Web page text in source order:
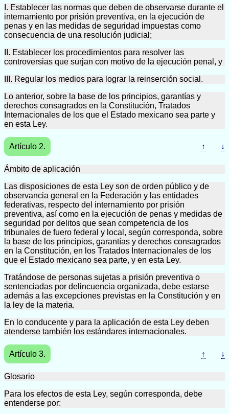
I. Establecer las normas que deben de observarse durante el
internamiento por prisión preventiva, en la ejecución de
penas y en las medidas de seguridad impuestas como
consecuencia de una resolución judicial;
II. Establecer los procedimientos para resolver las
controversias que surjan con motivo de la ejecución penal, y
III. Regular los medios para lograr la reinserción social.
Lo anterior, sobre la base de los principios, garantías y
derechos consagrados en la Constitución, Tratados
Internacionales de los que el Estado mexicano sea parte y
en esta Ley.
Artículo 2. ↑ ↓
Ámbito de aplicación
Las disposiciones de esta Ley son de orden público y de
observancia general en la Federación y las entidades
federativas, respecto del internamiento por prisión
preventiva, así como en la ejecución de penas y medidas de
seguridad por delitos que sean competencia de los
tribunales de fuero federal y local, según corresponda, sobre
la base de los principios, garantías y derechos consagrados
en la Constitución, en los Tratados Internacionales de los
que el Estado mexicano sea parte, y en esta Ley.
Tratándose de personas sujetas a prisión preventiva o
sentenciadas por delincuencia organizada, debe estarse
además a las excepciones previstas en la Constitución y en
la ley de la materia.
En lo conducente y para la aplicación de esta Ley deben
atenderse también los estándares internacionales.
Artículo 3. ↑ ↓
Glosario
Para los efectos de esta Ley, según corresponda, debe
entenderse por: